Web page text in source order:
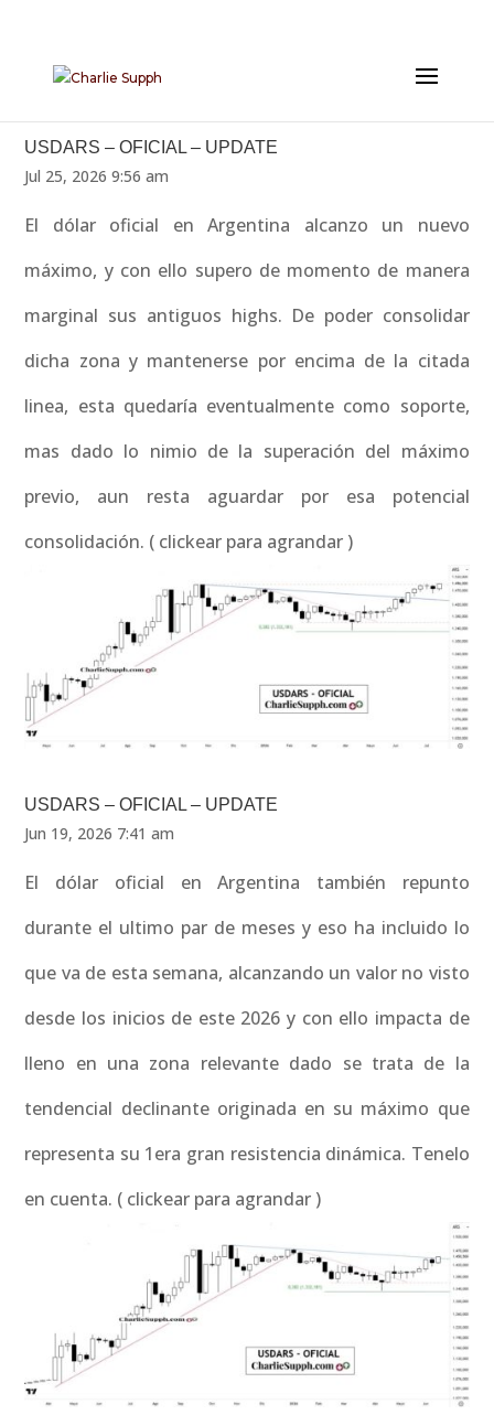
USDARS – OFICIAL – UPDATE
Jul 25, 2026 9:56 am
El dólar oficial en Argentina alcanzo un nuevo
máximo, y con ello supero de momento de manera
marginal sus antiguos highs. De poder consolidar
dicha zona y mantenerse por encima de la citada
linea, esta quedaría eventualmente como soporte,
mas dado lo nimio de la superación del máximo
previo, aun resta aguardar por esa potencial
consolidación. ( clickear para agrandar )
USDARS – OFICIAL – UPDATE
Jun 19, 2026 7:41 am
El dólar oficial en Argentina también repunto
durante el ultimo par de meses y eso ha incluido lo
que va de esta semana, alcanzando un valor no visto
desde los inicios de este 2026 y con ello impacta de
lleno en una zona relevante dado se trata de la
tendencial declinante originada en su máximo que
representa su 1era gran resistencia dinámica. Tenelo
en cuenta. ( clickear para agrandar )